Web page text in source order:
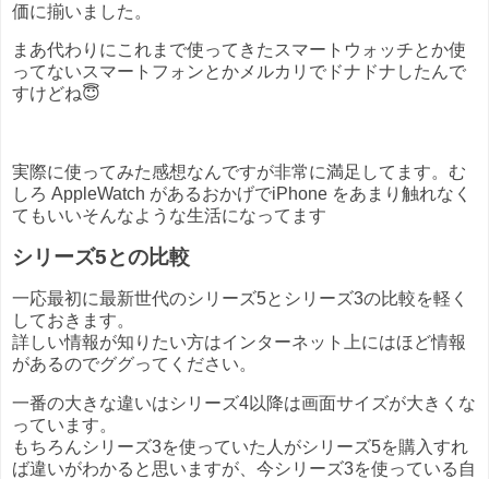
価に揃いました。
まあ代わりにこれまで使ってきたスマートウォッチとか使
ってないスマートフォンとかメルカリでドナドナしたんで
すけどね😇
実際に使ってみた感想なんですが非常に満足してます。む
しろ AppleWatch があるおかげでiPhone をあまり触れなく
てもいいそんなような生活になってます
シリーズ5との比較
一応最初に最新世代のシリーズ5とシリーズ3の比較を軽く
しておきます。
詳しい情報が知りたい方はインターネット上にはほど情報
があるのでググってください。
一番の大きな違いはシリーズ4以降は画面サイズが大きくな
っています。
もちろんシリーズ3を使っていた人がシリーズ5を購入すれ
ば違いがわかると思いますが、今シリーズ3を使っている自